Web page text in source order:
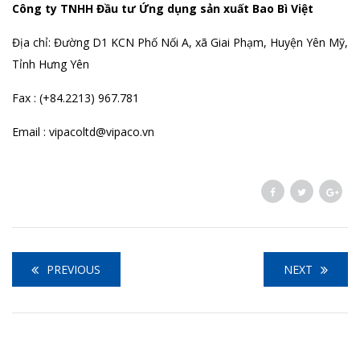
Công ty TNHH Đầu tư Ứng dụng sản xuất Bao Bì Việt
Địa chỉ: Đường D1 KCN Phố Nối A, xã Giai Phạm, Huyện Yên Mỹ,
Tỉnh Hưng Yên
Fax : (+84.2213) 967.781
Email : vipacoltd@vipaco.vn
PREVIOUS NEXT